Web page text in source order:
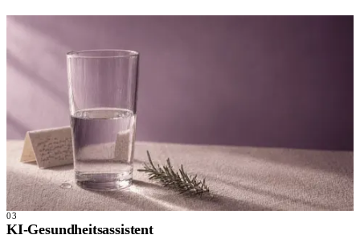
03
KI-Gesundheitsassistent